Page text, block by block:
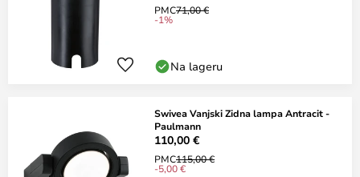
PMC71,00 €
-1%
Na lageru
Swivea Vanjski Zidna lampa Antracit -
Paulmann
110,00 €
PMC115,00 €
-5,00 €